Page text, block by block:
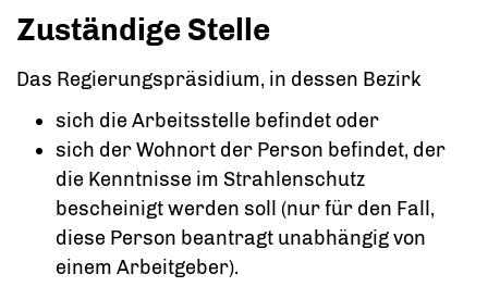
Zuständige Stelle
Das Regierungspräsidium, in dessen Bezirk
sich die Arbeitsstelle befindet oder
sich der Wohnort der Person befindet, der
die Kenntnisse im Strahlenschutz
bescheinigt werden soll (nur für den Fall,
diese Person beantragt unabhängig von
einem Arbeitgeber).